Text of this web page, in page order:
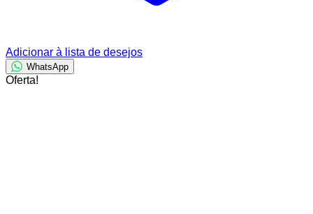
Adicionar à lista de desejos
WhatsApp
Oferta!